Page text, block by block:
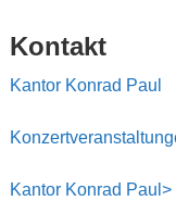
Kontakt
Kantor Konrad Paul
Kantor Konrad Paul>